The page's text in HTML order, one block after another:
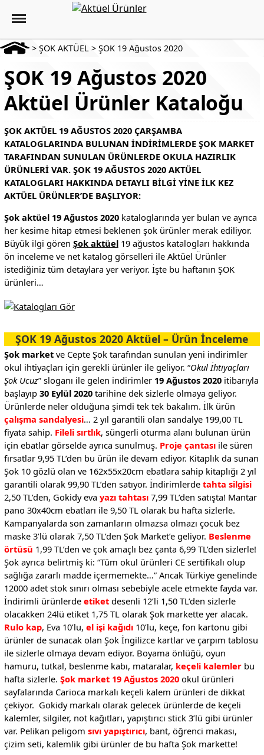
> ŞOK AKTÜEL > ŞOK 19 Ağustos 2020
ŞOK 19 Ağustos 2020
Aktüel Ürünler Kataloğu
ŞOK AKTÜEL 19 AĞUSTOS 2020 ÇARŞAMBA
KATALOGLARINDA BULUNAN INDIRIMLERDE ŞOK MARKET
TARAFINDAN SUNULAN ÜRÜNLERDE OKULA HAZIRLIK
ÜRÜNLERI VAR. ŞOK 19 AĞUSTOS 2020 AKTÜEL
KATALOGLARI HAKKINDA DETAYLI BILGI YINE ILK KEZ
AKTÜEL ÜRÜNLER’DE BAŞLIYOR:
Şok aktüel 19 Ağustos 2020kataloglarında yer bulan ve ayrıca
her kesime hitap etmesi beklenen şok ürünler merak ediliyor.
Büyük ilgi gören Şok aktüel19 ağustos katalogları hakkında
ön inceleme ve net katalog görselleri ile Aktüel Ürünler
istediğiniz tüm detaylara yer veriyor. İşte bu haftanın ŞOK
ürünleri…
ŞOK 19 Ağustos 2020 Aktüel – Ürün İnceleme
Şok marketve Cepte Şok tarafından sunulan yeni indirimler
okul ihtiyaçları için gerekli ürünler ile geliyor. “Okul İhtiyaçları
Şok Ucuz” sloganı ile gelen indirimler 19 Ağustos 2020itibarıyla
başlayıp 30 Eylül 2020tarihine dek sizlerle olmaya geliyor.
Ürünlerde neler olduğuna şimdi tek tek bakalım. İlk ürün
çalışma sandalyesi… 2 yıl garantili olan sandalye 199,00 TL
fiyata sahip. Fileli sırtlık, süngerli oturma alanı bulunan ürün
için ebatlar görselde ayrıca sunulmuş. Proje çantasıile süren
fırsatlar 9,95 TL’den bu ürün ile devam ediyor. Kitaplık da sunan
Şok 10 gözlü olan ve 162x55x20cm ebatlara sahip kitaplığı 2 yıl
garantili olarak 99,90 TL’den satıyor. İndirimlerde tahta silgisi
2,50 TL’den, Gokidy eva yazı tahtası 7,99 TL’den satışta! Mantar
pano 30x40cm ebatları ile 9,50 TL olarak bu hafta sizlerle.
Kampanyalarda son zamanların olmazsa olmazı çocuk bez
maske 3’lü olarak 7,50 TL’den Şok Market’e geliyor. Beslenme
örtüsü 1,99 TL’den ve çok amaçlı bez çanta 6,99 TL’den sizlerle!
Şok ayrıca belirtmiş ki: “Tüm okul ürünleri CE sertifikalı olup
sağlığa zararlı madde içermemekte…” Ancak Türkiye genelinde
12000 adet stok sınırı olması sebebiyle acele etmekte fayda var.
İndirimli ürünlerde etiket desenli 12’li 1,50 TL’den sizlerle
olacakken 24lü etiket 1,75 TL olarak Şok markette yer alacak.
Rulo kap, Eva 10’lu, el işi kağıdı10’lu, keçe, fon kartonu gibi
ürünler de sunacak olan Şok İngilizce kartlar ve çarpım tablosu
ile sizlerle olmaya devam ediyor. Boyama önlüğü, oyun
hamuru, tutkal, beslenme kabı, mataralar, keçeli kalemlerbu
hafta sizlerle. Şok market 19 Ağustos 2020okul ürünleri
sayfalarında Carioca markalı keçeli kalem ürünleri de dikkat
çekiyor. Gokidy markalı olarak gelecek ürünlerde de keçeli
kalemler, silgiler, not kağıtları, yapıştırıcı stick 3’lü gibi ürünler
var. Pelikan peligom sıvı yapıştırıcı, bant, öğrenci makası,
çizim seti, kalemlik gibi ürünler de bu hafta Şok markette!